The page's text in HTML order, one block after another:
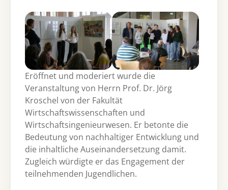
Eröffnet und moderiert wurde die
Veranstaltung von Herrn Prof. Dr. Jörg
Kroschel von der Fakultät
Wirtschaftswissenschaften und
Wirtschaftsingenieurwesen. Er betonte die
Bedeutung von nachhaltiger Entwicklung und
die inhaltliche Auseinandersetzung damit.
Zugleich würdigte er das Engagement der
teilnehmenden Jugendlichen.